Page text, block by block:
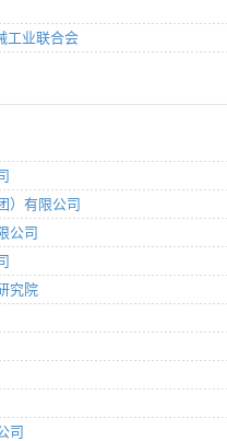
工业联合会
）有限公司
公司
究院
司